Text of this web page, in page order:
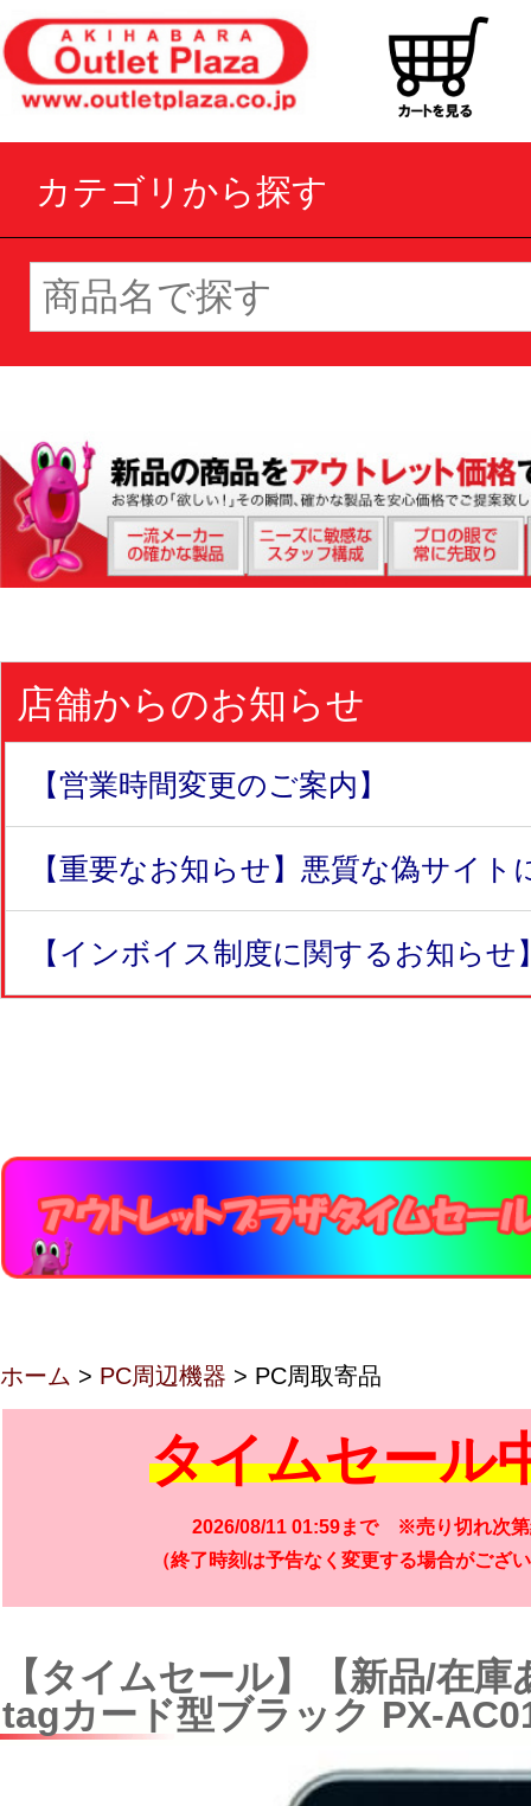
カテゴリから探す
店舗からのお知らせ
【営業時間変更のご案内】
【重要なお知らせ】悪質な偽サイト
【インボイス制度に関するお知らせ
ホーム > PC周辺機器 > PC周取寄品
タイムセール
2026/08/11 01:59まで ※売り切れ次第
（終了時刻は予告なく変更する場合がござ
【タイムセール】【新品/在
tagカード型ブラック PX-